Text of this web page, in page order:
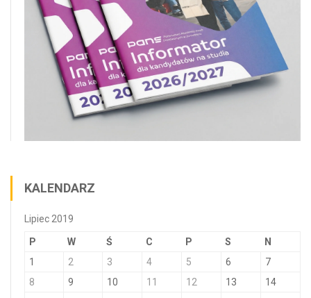
KALENDARZ
Lipiec 2019
P W Ś C P S
N
1
2 3 4 5 6
7
8
9 10 11 12 13
14